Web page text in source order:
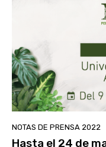
NOTAS DE PRENSA 2022
Hasta el 24 de